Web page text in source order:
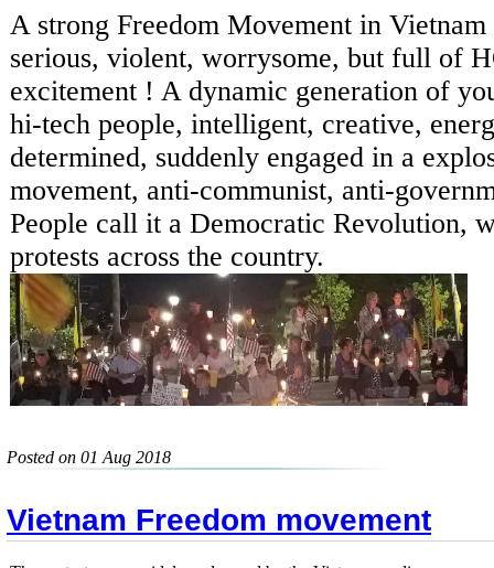
A strong Freedom Movement in
serious, violent, worrysome, but full of
excitement ! A dynamic generation of
hi-tech people, intelligent, creative,
determined, suddenly engaged in a
movement, anti-communist, anti-
People call it a Democratic Revolution,
protests across the country.
Posted on 01 Aug 2018
Vietnam Freedom movement